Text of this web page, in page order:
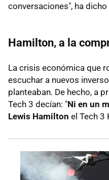
conversaciones", ha dicho
Hamilton, a la
La crisis económica que
escuchar a nuevos
planteaban. De hecho, a
Tech 3 decían: "Ni en un
Lewis Hamilton el Tech 3